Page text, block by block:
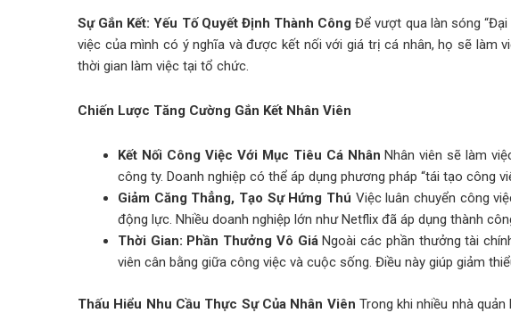
Sự Gắn Kết: Yếu Tố Quyết Định Thành Công Để vượt qua làn sóng
việc của mình có ý nghĩa và được kết nối với giá trị cá nhân, họ sẽ làm
thời gian làm việc tại tổ chức.
Chiến Lược Tăng Cường Gắn Kết Nhân Viên
Kết Nối Công Việc Với Mục Tiêu Cá Nhân Nhân viên sẽ làm
công ty. Doanh nghiệp có thể áp dụng phương pháp “tái tạo công
Giảm Căng Thẳng, Tạo Sự Hứng Thú Việc luân chuyển công
động lực. Nhiều doanh nghiệp lớn như Netflix đã áp dụng thành
Thời Gian: Phần Thưởng Vô GiáNgoài các phần thưởng tài
viên cân bằng giữa công việc và cuộc sống. Điều này giúp giảm
Thấu Hiểu Nhu Cầu Thực Sự Của Nhân Viên Trong khi nhiều nhà